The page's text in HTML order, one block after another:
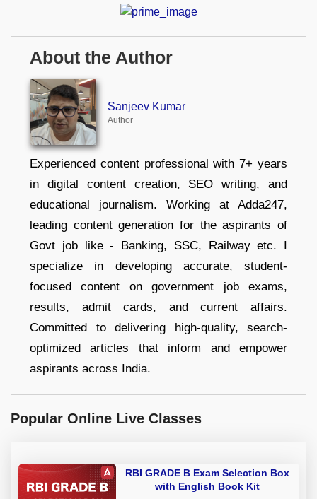
About the Author
Sanjeev Kumar
Author
Experienced content professional with 7+ years
in digital content creation, SEO writing, and
educational journalism. Working at Adda247,
leading content generation for the aspirants of
Govt job like - Banking, SSC, Railway etc. I
specialize in developing accurate, student-
focused content on government job exams,
results, admit cards, and current affairs.
Committed to delivering high-quality, search-
optimized articles that inform and empower
aspirants across India.
Popular Online Live Classes
RBI GRADE B Exam Selection Box
with English Book Kit